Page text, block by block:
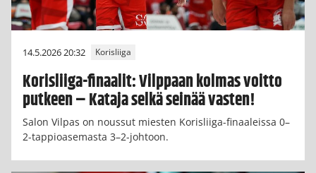
14.5.2026 20:32 Korisliiga
Korisliiga-finaalit: Vilppaan kolmas voitto
putkeen – Kataja selkä seinää vasten!
Salon Vilpas on noussut miesten Korisliiga-finaaleissa 0–
2-tappioasemasta 3–2-johtoon.